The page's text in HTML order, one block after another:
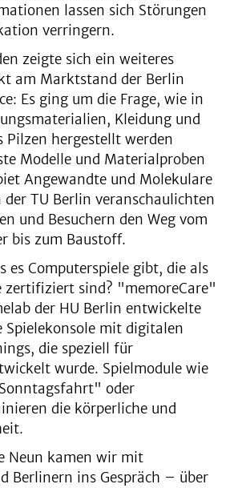
lassen sich Störungen
verringern.
zeigte sich ein weiteres
am Marktstand der Berlin
Es ging um die Frage, wie in
Kleidung und
Pilzen hergestellt werden
Modelle und Materialproben
Angewandte und Molekulare
TU Berlin veranschaulichten
und Besuchern den Weg vom
bis zum Baustoff.
es Computerspiele gibt, die als
zertifiziert sind? "memoreCare"
der HU Berlin entwickelte
Spielekonsole mit digitalen
die speziell für
wurde. Spielmodule wie
oder
die körperliche und
Neun kamen wir mit
Berlinern ins Gespräch – über